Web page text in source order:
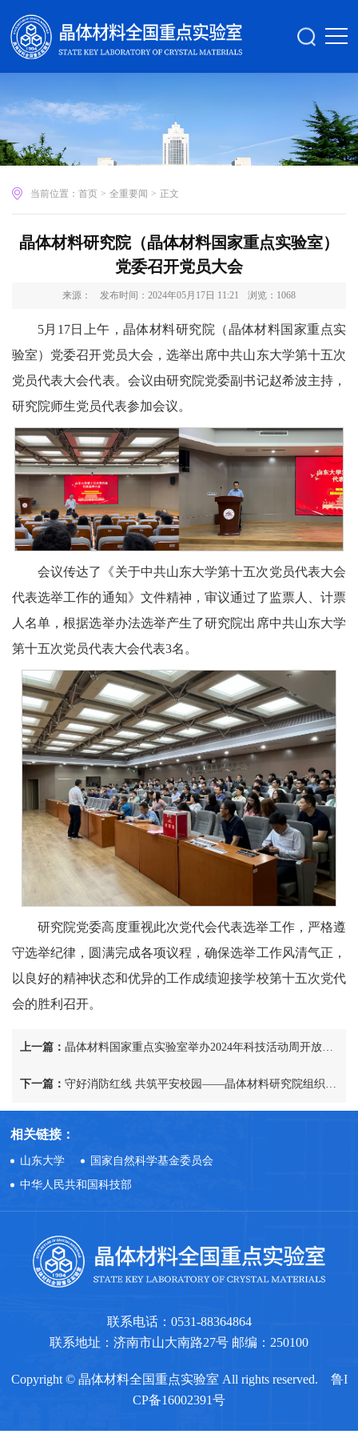
当前位置： 首页 > 全重要闻 > 正文
晶体材料研究院（晶体材料国家重点实验室）
党委召开党员大会
来源： 发布时间：2024年05月17日 11:21 浏览： 1068
5月17日上午，晶体材料研究院（晶体材料国家重点实
验室）党委召开党员大会，选举出席中共山东大学第十五次
党员代表大会代表。会议由研究院党委副书记赵希波主持，
研究院师生党员代表参加会议。
会议传达了《关于中共山东大学第十五次党员代表大会
代表选举工作的通知》文件精神，审议通过了监票人、计票
人名单，根据选举办法选举产生了研究院出席中共山东大学
第十五次党员代表大会代表3名。
研究院党委高度重视此次党代会代表选举工作，严格遵
守选举纪律，圆满完成各项议程，确保选举工作风清气正，
以良好的精神状态和优异的工作成绩迎接学校第十五次党代
会的胜利召开。
上一篇： 晶体材料国家重点实验室举办2024年科技活动周开放日活动
下一篇： 守好消防红线 共筑平安校园——晶体材料研究院组织师生开展消防安全培训演练活动
相关链接：
山东大学
国家自然科学基金委员会
中华人民共和国科技部
联系电话：0531-88364864
联系地址：济南市山大南路27号 邮编：250100
Copyright © 晶体材料全国重点实验室 All rights reserved. 鲁I
CP备16002391号